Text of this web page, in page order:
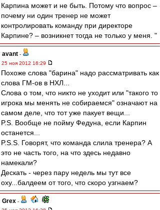
Карпина может и не быть. Потому что вопрос –
почему ни один тренер не может
контролировать команду при директоре
Карпине? – возникнет тогда не только у меня. "
avant -
25 ноя 2012 16:29
Похоже слова "барина" надо рассматривать как
слова ГМ-ов в НХЛ...
Слова о том, что никто не уходит или "такого то
игрока мы менять не собираемся" означают на
самом деле, что тот уже пакует вещи...
P.S. Вообще не пойму Федуна, если Карпин
останется...
P.S.S. Говорят, что команда слила тренера? А
это не часть того, на что здесь недавно
намекали?
Дескать - через пару недель мы тут все
оху...балдеем от того, что скоро узгнаем?
Grex -